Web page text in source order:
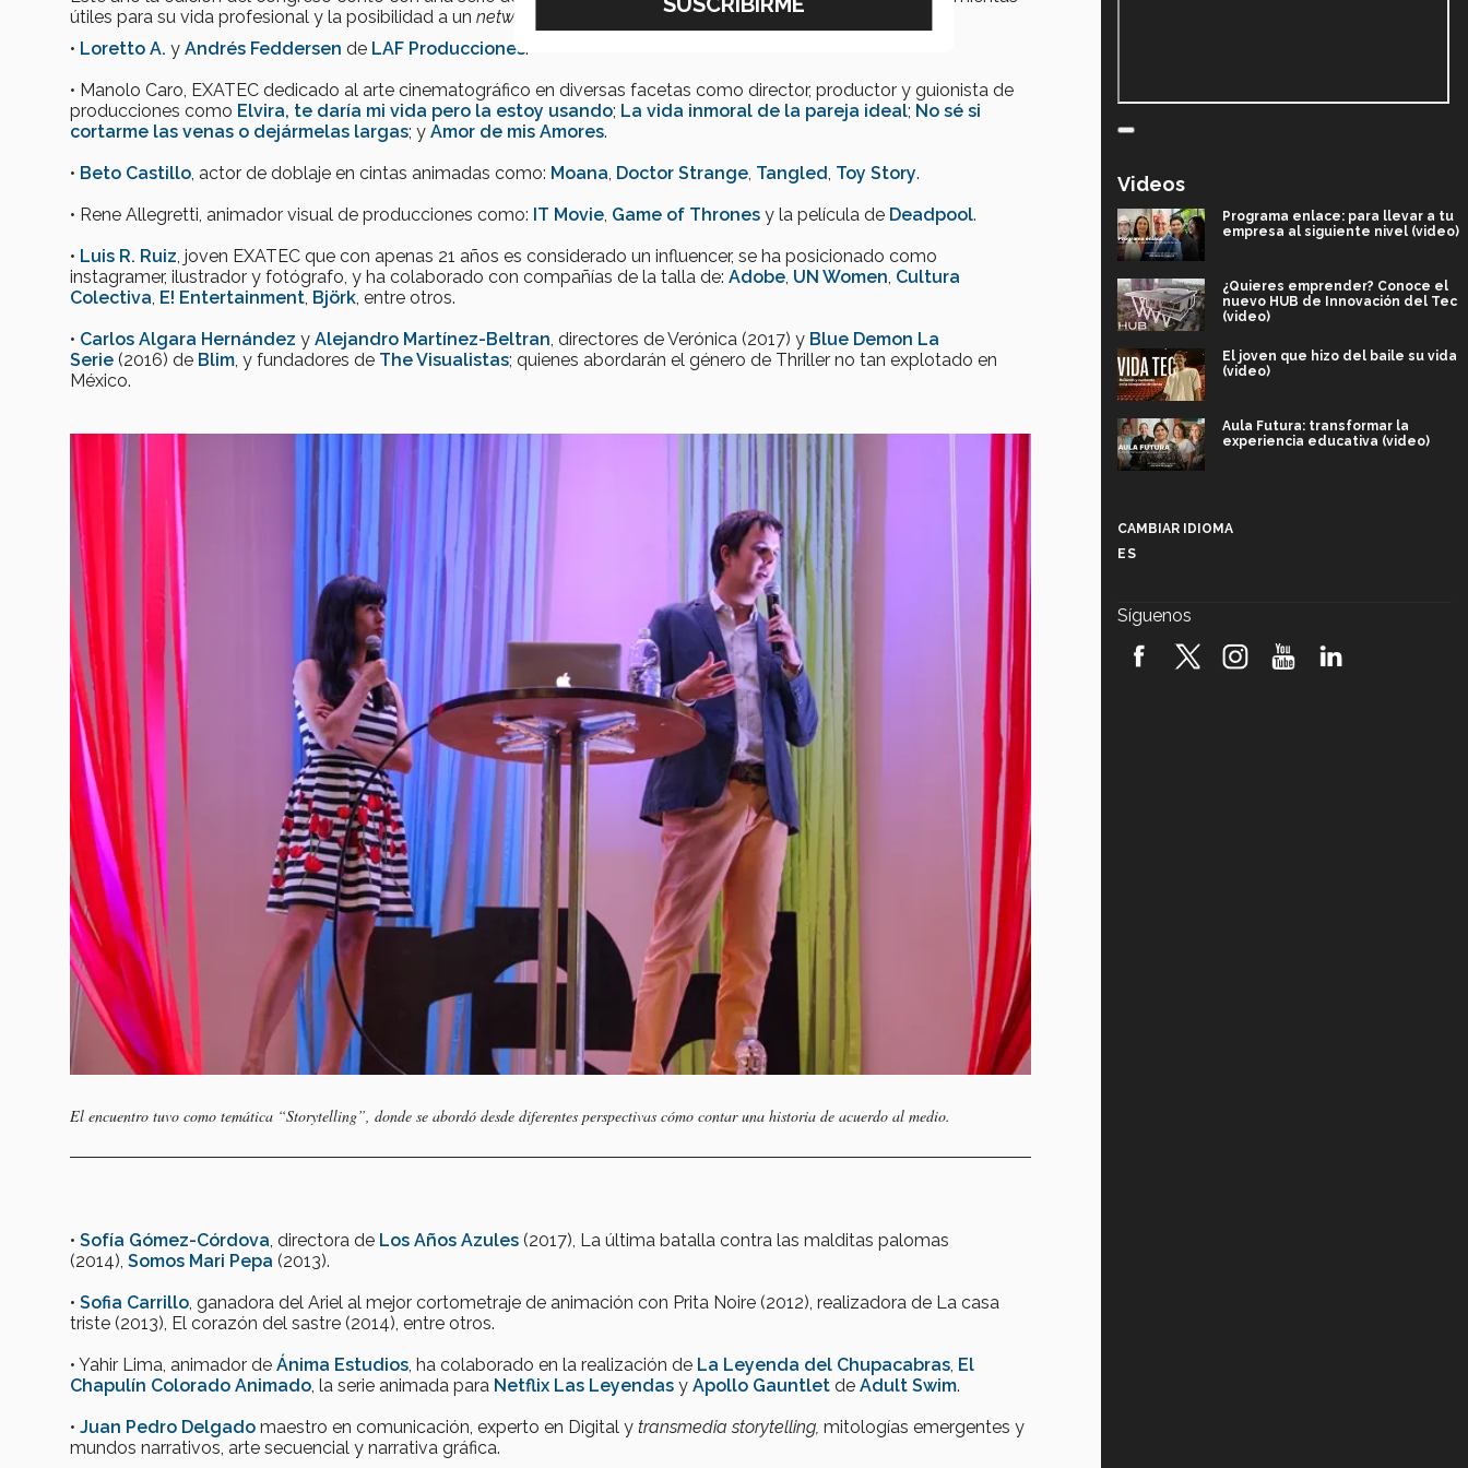
útiles para su vida profesional y la posibilidad a un networking
productivo, en donde asistieron:
• Loretto A. y Andrés Feddersen de LAF Producciones.
• Manolo Caro, EXATEC dedicado al arte cinematográfico en diversas facetas como director, productor y guionista de
producciones como Elvira, te daría mi vida pero la estoy usando; La vida inmoral de la pareja ideal; No sé si
cortarme las venas o dejármelas largas; y Amor de mis Amores.
• Beto Castillo, actor de doblaje en cintas animadas como: Moana, Doctor Strange, Tangled, Toy Story.
• Rene Allegretti, animador visual de producciones como: IT Movie, Game of Thrones y la película de Deadpool.
• Luis R. Ruiz, joven EXATEC que con apenas 21 años es considerado un influencer, se ha posicionado como
instagramer, ilustrador y fotógrafo, y ha colaborado con compañías de la talla de: Adobe, UN Women, Cultura
Colectiva, E! Entertainment, Björk, entre otros.
• Carlos Algara Hernández y Alejandro Martínez-Beltran, directores de Verónica (2017) y Blue Demon La
Serie (2016) de Blim, y fundadores de The Visualistas; quienes abordarán el género de Thriller no tan explotado en
México.
El encuentro tuvo como temática “Storytelling”, donde se abordó desde diferentes perspectivas cómo contar una historia de acuerdo al medio.
• Sofía Gómez-Córdova, directora de Los Años Azules (2017), La última batalla contra las malditas palomas
(2014), Somos Mari Pepa (2013).
• Sofia Carrillo, ganadora del Ariel al mejor cortometraje de animación con Prita Noire (2012), realizadora de La casa
triste (2013), El corazón del sastre (2014), entre otros.
• Yahir Lima, animador de Ánima Estudios, ha colaborado en la realización de La Leyenda del Chupacabras, El
Chapulín Colorado Animado, la serie animada para Netflix Las Leyendas y Apollo Gauntlet de Adult Swim.
• Juan Pedro Delgado maestro en comunicación, experto en Digital y transmedia storytelling, mitologías emergentes y
mundos narrativos, arte secuencial y narrativa gráfica.
Videos
Programa enlace: para llevar a tu
empresa al siguiente nivel (video)
¿Quieres emprender? Conoce el
nuevo HUB de Innovación del Tec
(video)
El joven que hizo del baile su vida
(video)
Aula Futura: transformar la
experiencia educativa (video)
robótica FIRST 2026! (video)
CAMBIAR IDIOMA
ES
Síguenos